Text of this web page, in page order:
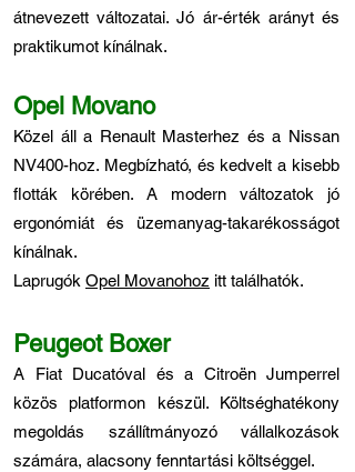
átnevezett változatai. Jó ár-érték arányt és
praktikumot kínálnak.
Opel Movano
Közel áll a Renault Masterhez és a Nissan
NV400-hoz. Megbízható, és kedvelt a kisebb
flották körében. A modern változatok jó
ergonómiát és üzemanyag-takarékosságot
kínálnak.
Laprugók Opel Movanohoz itt találhatók.
Peugeot Boxer
A Fiat Ducatóval és a Citroën Jumperrel
közös platformon készül. Költséghatékony
megoldás szállítmányozó vállalkozások
számára, alacsony fenntartási költséggel.